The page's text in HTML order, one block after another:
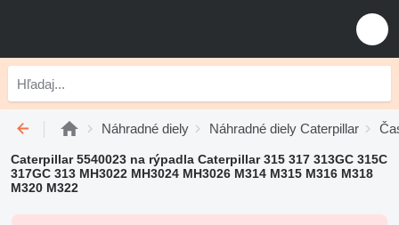
Náhradné diely Náhradné diely Caterpillar
Caterpillar 5540023 na rýpadla Caterpillar 315 317 313GC 315C
317GC 313 MH3022 MH3024 MH3026 M314 M315 M316 M318
M320 M322